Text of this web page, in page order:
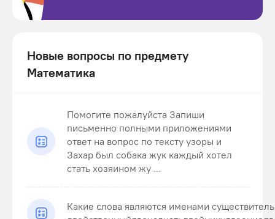
Новые вопросы по предмету
Математика
Помогите пожалуйста Запиши
письменно полными приложениями
ответ на вопрос по тексту узоры и
Захар был собака жук каждый хотел
стать хозяином жу ...
Какие слова являются именами